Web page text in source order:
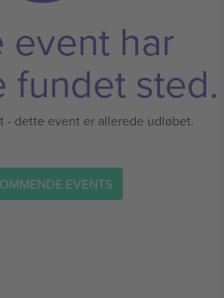
event har
fundet sted.
- dette event er allerede udløbet.
EVENTS